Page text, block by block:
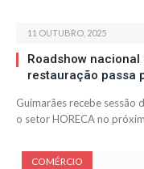
11 OUTUBRO, 2025
Roadshow
restauração passa
Guimarães recebe sessão
o setor HORECA no
COMÉRCIO